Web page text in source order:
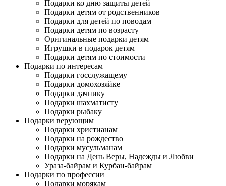
Подарки ко дню защиты детей
Подарки детям от родственников
Подарки для детей по поводам
Подарки детям по возрасту
Оригинальные подарки детям
Игрушки в подарок детям
Подарки детям по стоимости
Подарки по интересам
Подарки госслужащему
Подарки домохозяйке
Подарки дачнику
Подарки шахматисту
Подарки рыбаку
Подарки верующим
Подарки христианам
Подарки на рождество
Подарки мусульманам
Подарки на День Веры, Надежды и Любви
Ураза-байрам и Курбан-байрам
Подарки по профессии
Подарки морякам